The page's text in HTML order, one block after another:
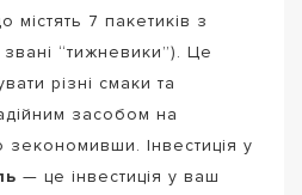
7 пакетиків з
“тижневики”). Це
різні смаки та
засобом на
зекономивши. Інвестиція у
— це інвестиція у ваш